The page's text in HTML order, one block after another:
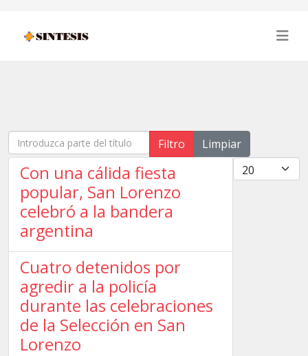
Introduzca parte del título Filtro
Limpiar
Cantidad
Con una cálida fiesta
popular, San Lorenzo
celebró a la bandera
argentina
Cuatro detenidos por
agredir a la policía
durante las celebraciones
de la Selección en San
Lorenzo